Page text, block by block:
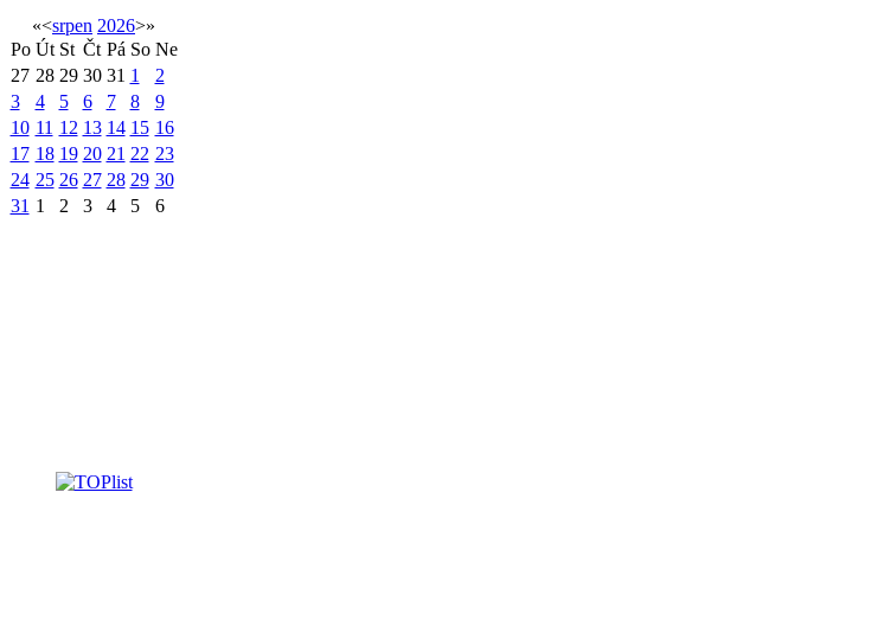
«<srpen 2026>»
Po Út St Čt Pá So Ne
27 28 29 30 31 1
2
3
4 5 6 7 8
9
10 11 12 13 14 15 16
17 18 19 20 21 22 23
24 25 26 27 28 29 30
31 1 2 3 4 5 6